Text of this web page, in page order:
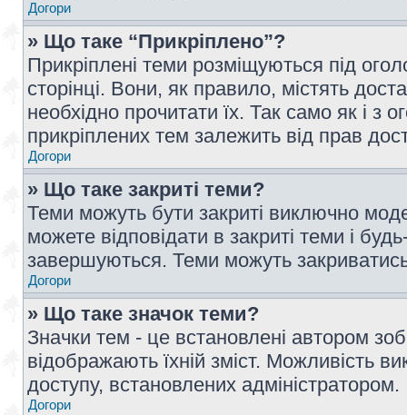
Догори
» Що таке “Прикріплено”?
Прикріплені теми розміщуються під
сторінці. Вони, як правило, містять
необхідно прочитати їх. Так само як і
прикріплених тем залежить від прав
Догори
» Що таке закриті теми?
Теми можуть бути закриті виключно
можете відповідати в закриті теми і
завершуються. Теми можуть
Догори
» Що таке значок теми?
Значки тем - це встановлені автором
відображають їхній зміст. Можливість
доступу, встановлених адміністратором.
Догори